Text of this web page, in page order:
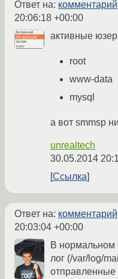
Ответ на: комментарий
20:06:18 +00:00
активные
root
www-data
mysql
а вот smmsp
unrealtech
30.05.2014
Ссылка
Ответ на: комментарий
20:03:04 +00:00
В нормальном
лог (/var/log/
отправленные